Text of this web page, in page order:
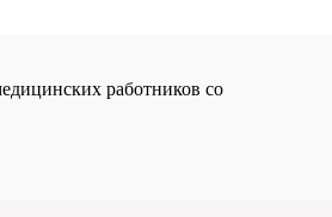
работников со